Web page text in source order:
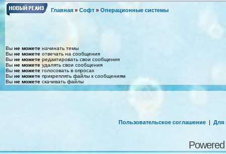
Главная » Софт » Операционные системы
Вы не можете начинать темы
Вы не можете отвечать на сообщения
Вы не можете редактировать свои сообщения
Вы не можете удалять свои сообщения
Вы не можете голосовать в опросах
Вы не можете прикреплять файлы к сообщениям
Вы не можете скачивать файлы
Пользовательское соглашение | Для